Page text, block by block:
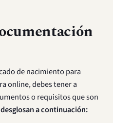
de nacimiento para
online, debes tener a
o requisitos que son
a continuación: